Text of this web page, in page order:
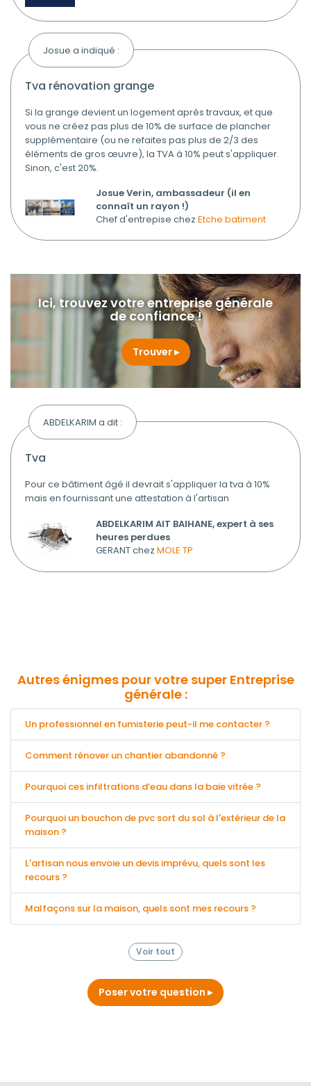
Josue a indiqué :
tva rénovation grange
Si la grange devient un logement après travaux, et que
vous ne créez pas plus de 10% de surface de plancher
supplémentaire (ou ne refaites pas plus de 2/3 des
éléments de gros œuvre), la TVA à 10% peut s'appliquer.
Sinon, c'est 20%.
Josue Verin, ambassadeur (il en
connaît un rayon !)
Chef d'entrepise chez Etche.batiment
Ici, trouvez votre entreprise générale
de confiance !
Trouver
ABDELKARIM a dit :
tva
Pour ce bâtiment âgé il devrait s'appliquer la tva à 10%
mais en fournissant une attestation à l'artisan
ABDELKARIM AIT BAIHANE, expert à ses
heures perdues
GERANT chez MOLE TP
Autres énigmes pour votre super Entreprise
générale :
Un professionnel en fumisterie peut-il me contacter ?
Comment rénover un chantier abandonné ?
Pourquoi ces infiltrations d’eau dans la baie vitrée ?
Pourquoi un bouchon de pvc sort du sol à l'extérieur de la
maison ?
L'artisan nous envoie un devis imprévu, quels sont les
recours ?
Malfaçons sur la maison, quels sont mes recours ?
Voir tout
Poser votre question